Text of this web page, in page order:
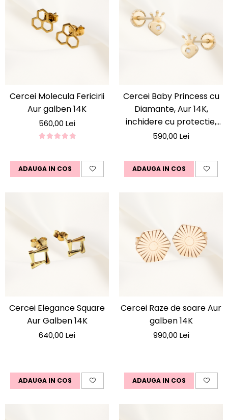
Cercei Molecula Fericirii
Aur galben 14K
560,00 Lei
ADAUGA IN COS
Cercei Baby Princess cu
Diamante, Aur 14K,
inchidere cu protectie,
Marime Mica, Bebelusi si
590,00 Lei
ADAUGA IN COS
Cercei Elegance Square
Aur Galben 14K
640,00 Lei
ADAUGA IN COS
Cercei Raze de soare Aur
galben 14K
990,00 Lei
ADAUGA IN COS